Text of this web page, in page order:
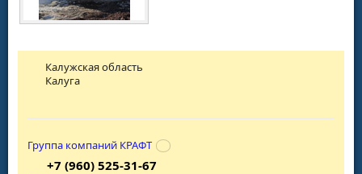
Калужская область
Калуга
Группа компаний КРАФТ
+7 (960) 525-31-67